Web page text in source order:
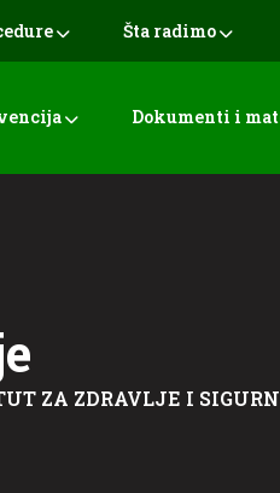
Šta radimo
Dokumenti i
ZA ZDRAVLJE I